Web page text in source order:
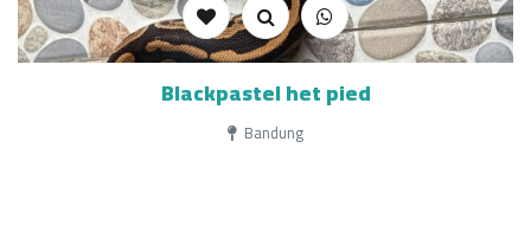
Blackpastel het pied
Bandung